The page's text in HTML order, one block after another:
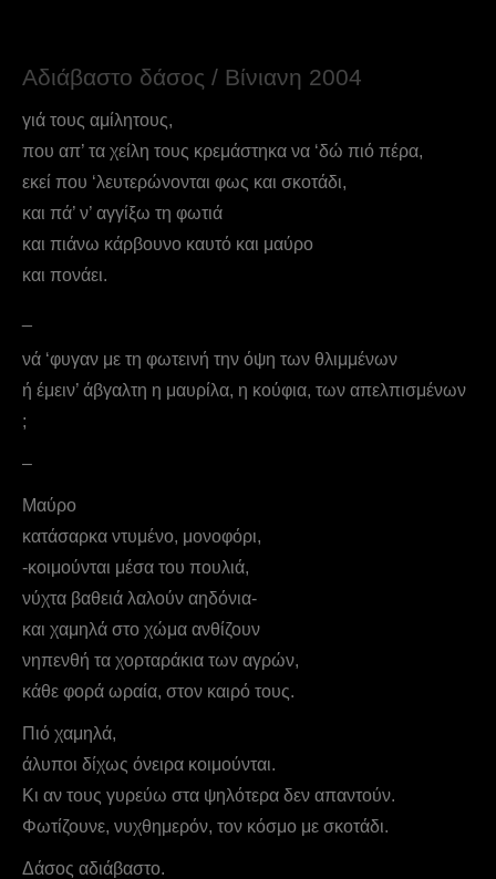
Αδιάβαστο δάσος / Βίνιανη 2004
γιά τους αμίλητους,
που απ’ τα χείλη τους κρεμάστηκα να ‘δώ πιό πέρα,
εκεί που ‘λευτερώνονται φως και σκοτάδι,
και πά’ ν’ αγγίξω τη φωτιά
και πιάνω κάρβουνο καυτό και μαύρο
και πονάει.
νά ‘φυγαν με τη φωτεινή την όψη των θλιμμένων
ή έμειν’ άβγαλτη η μαυρίλα, η κούφια, των απελπισμένων
;
–
Mαύρο
κατάσαρκα ντυμένο, μονοφόρι,
-κοιμούνται μέσα του πουλιά,
νύχτα βαθειά λαλούν αηδόνια-
και χαμηλά στο χώμα ανθίζουν
νηπενθή τα χορταράκια των αγρών,
κάθε φορά ωραία, στον καιρό τους.
Πιό χαμηλά,
άλυποι δίχως όνειρα κοιμούνται.
Κι αν τους γυρεύω στα ψηλότερα δεν απαντούν.
Φωτίζουνε, νυχθημερόν, τον κόσμο με σκοτάδι.
Δάσος αδιάβαστο.